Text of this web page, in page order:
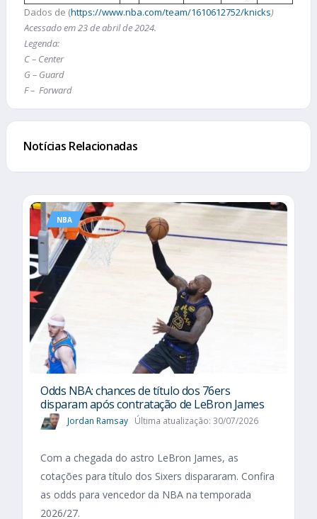
Dados de (https://www.nba.com/team/1610612752/knicks)
Acessado em 23 de abril de 2024.
Legenda:
C – Center
G – Guard
F – Forward
Notícias Relacionadas
NBA
Odds NBA: chances de título dos 76ers
disparam após contratação de LeBron James
Jordan Ramsay Última atualização: 30/07/2026
Com a chegada do astro LeBron James, as
cotações para título dos Sixers dispararam. Confira
as odds para vencedor da NBA na temporada
2026/27.